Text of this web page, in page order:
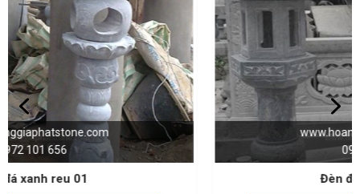
www.hoanggiaphatstone.com
0972 101 656